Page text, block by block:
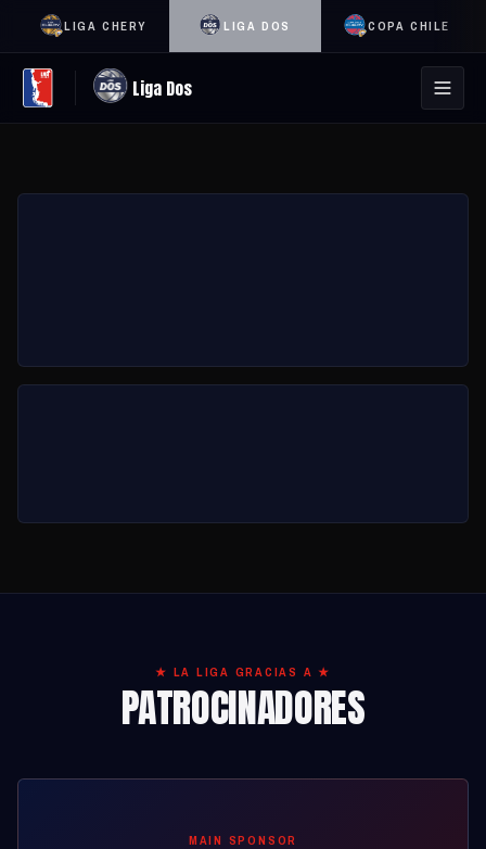
LIGA CHERY LIGA DOS COPA CHILE
Liga Dos
★ LA LIGA GRACIAS A ★
PATROCINADORES
MAIN SPONSOR